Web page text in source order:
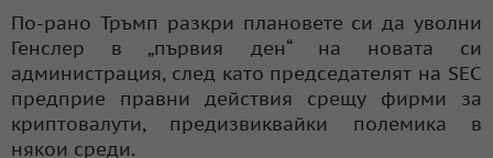
По-рано Тръмп разкри плановете си да уволни
Генслер в „първия ден“ на новата си
администрация, след като председателят на SEC
предприе правни действия срещу фирми за
криптовалути, предизвиквайки полемика в
някои среди.